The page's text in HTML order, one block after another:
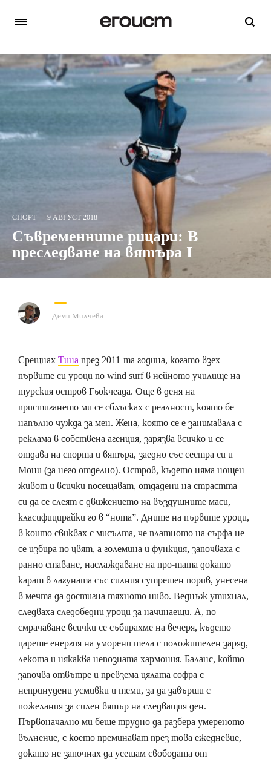
СПОРТ 9 АВГУСТ 2018
Съвременните рицари: В
преследване на вятъра I
Деми Милчева
СрещнахТинапрез 2011-та година, когато взех
първите си уроци по wind surf в нейното училище на
турския остров Гьокчеада. Още в деня на
пристигането ми се сблъсках с реалност, която бе
напълно чужда за мен. Жена, която се е занимавала с
реклама в собствена агенция, зарязва всичко и се
отдава на спорта и вятъра, заедно със сестра си и
Мони (за него отделно). Остров, където няма нощен
живот и всички посещават, отдадени на страстта
си да се слеят с движението на въздушните маси,
класифицирайки го в “нота”. Дните на първите уроци,
в които свиквах с мисълта, че платното на сърфа не
се избира по цвят, а големина и функция, започваха с
ранно ставане, наслаждаване на про-тата докато
карат в лагуната със силния сутрешен порив, унесена
в мечта да достигна тяхното ниво. Веднъж утихнал,
следваха следобедни уроци за начинаещи. А, по
смрачаване всички се събирахме на вечеря, където
цареше енергия на уморени тела с положителен заряд,
лекота и някаква непозната хармония. Баланс, който
започва отвътре и превзема цялата софра с
непринудени усмивки и теми, за да завърши с
пожелания за силен вятър на следващия ден.
Първоначално ми беше трудно да разбера умереното
вълнение, с което преминават през това ежедневие,
докато не започнах да усещам свободата от